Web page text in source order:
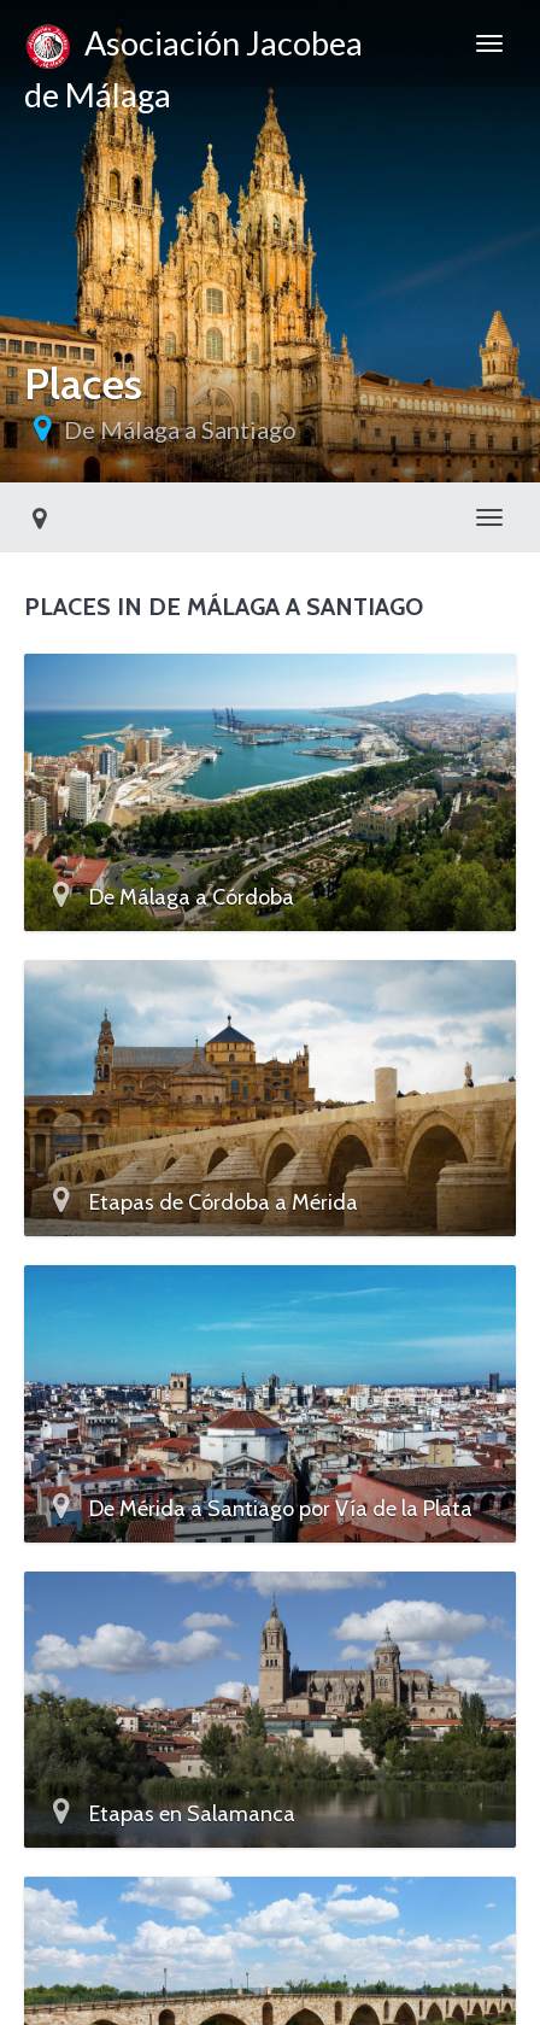
Asociación Jacobea
de Málaga
Places
De Málaga a Santiago
PLACES IN DE MÁLAGA A SANTIAGO
De Málaga a Córdoba
Etapas de Córdoba a Mérida
De Mérida a Santiago por Vía de la Plata
Etapas en Salamanca